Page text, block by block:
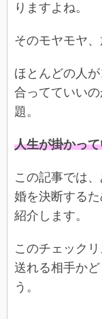
りますよね。
そのモヤモヤ、
ほとんどの人
合ってていい
題。
人生が掛かっ
この記事では
婚を決断する
紹介します。
このチェック
送れる相手か
う。